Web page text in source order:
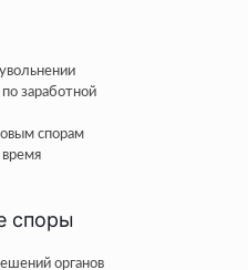
заработной
спорам
время
споры
органов